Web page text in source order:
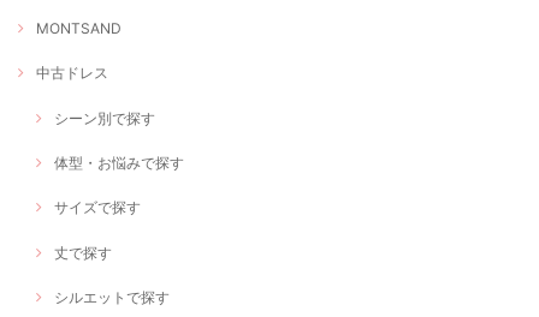
MONTSAND
中古ドレス
シーン別で探す
体型・お悩みで探す
サイズで探す
丈で探す
シルエットで探す